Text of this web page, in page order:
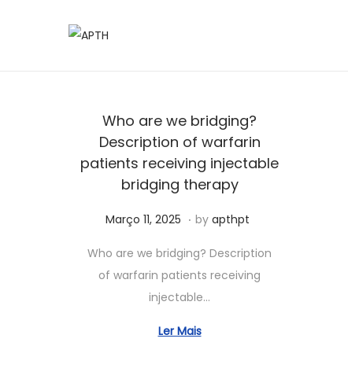
Who are we bridging?
Description of warfarin
patients receiving injectable
bridging therapy
Posted on
Março 11, 2025 J
n
h
o
3
. by apthpt
Who are we bridging? Description
of warfarin patients receiving
injectable…
Ler Mais